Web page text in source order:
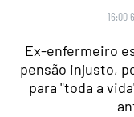
16:00
Ex-enfermeiro
pensão injusto,
para "toda a